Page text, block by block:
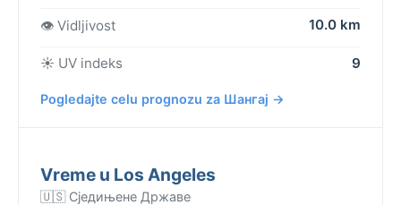
👁️ Vidljivost 10.0 km
☀️ UV indeks 9
Pogledajte celu prognozu za Шангај →
Vreme u Los Angeles
🇺🇸 Сједињене Државе